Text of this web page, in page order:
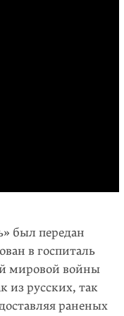
был передан
в госпиталь
мировой войны
из русских, так
раненых